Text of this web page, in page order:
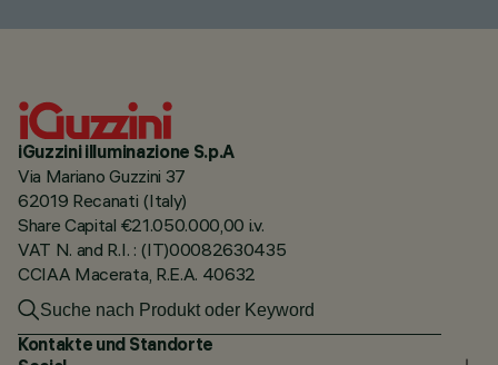
iGuzzini illuminazione S.p.A
Via Mariano Guzzini 37
62019 Recanati (Italy)
Share Capital €21.050.000,00 i.v.
VAT N. and R.I. : (IT)00082630435
CCIAA Macerata, R.E.A. 40632
Kontakte und Standorte